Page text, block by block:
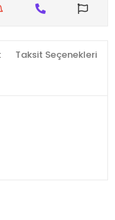
Taksit Seçenekleri